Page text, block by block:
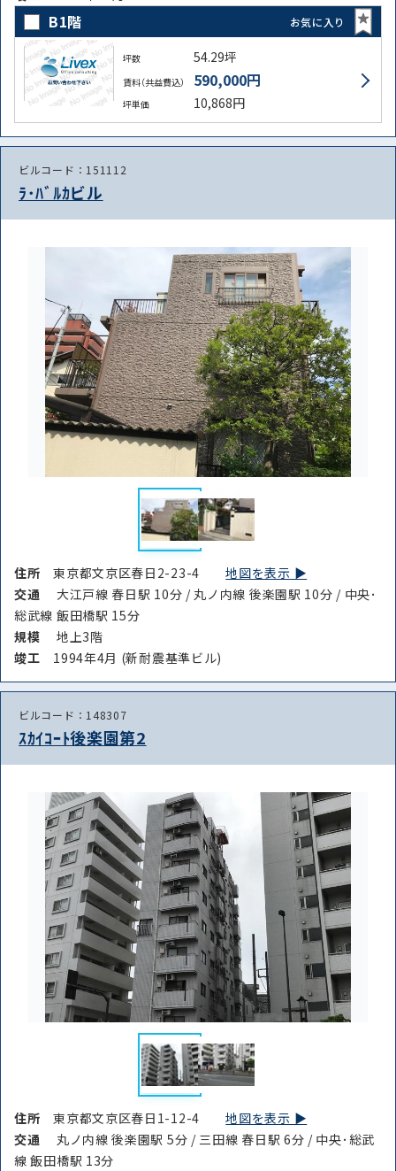
B1階 お気に入り
坪数 54.29坪
賃料（共益費込） 590,000円
坪単価 10,868円
ビルコード：151112
ﾗ･ﾊﾞﾙｶビル
住所東京都文京区春日2-23-4地図を表示 ▶︎
交通
大江戸線 春日駅 10分 / 丸ノ内線 後楽園駅 10分 / 中央･
総武線 飯田橋駅 15分
規模
地上3階
竣⼯ 1994年4月 (新耐震基準ビル)
ビルコード：148307
ｽｶｲｺｰﾄ後楽園第2
住所東京都文京区春日1-12-4地図を表示 ▶︎
交通
丸ノ内線 後楽園駅 5分 / 三田線 春日駅 6分 / 中央･総武
線 飯田橋駅 13分